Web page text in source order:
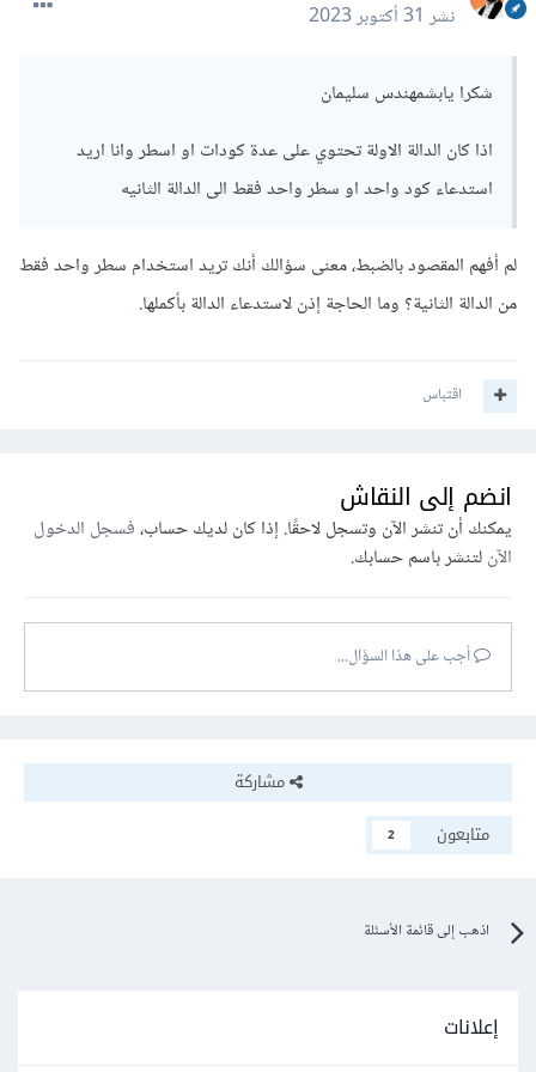
نشر31 أكتوبر 2023
شكرا يابشمهندس سليمان
اذا كان الدالة الاولة تحتوي على عدة كودات او اسطر وانا اريد
استدعاء كود واحد او سطر واحد فقط الى الدالة الثانيه
لم أفهم المقصود بالضبط، معنى سؤالك أنك تريد استخدام سطر واحد فقط
من الدالة الثانية؟ وما الحاجة إذن لاستدعاء الدالة بأكملها.
اقتباس
انضم إلى النقاش
يمكنك أن تنشر الآن وتسجل لاحقًا. إذا كان لديك حساب،فسجل الدخول
الآنلتنشر باسم حسابك.
أجب على هذا السؤال...
مشاركة
متابعون
2
اذهب إلى قائمة الأسئلة
إعلانات